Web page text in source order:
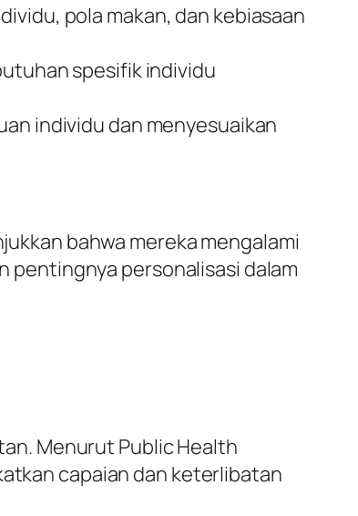
pola makan, dan kebiasaan
spesifik individu
individu dan menyesuaikan
bahwa mereka mengalami
pentingnya personalisasi dalam
Menurut Public Health
capaian dan keterlibatan